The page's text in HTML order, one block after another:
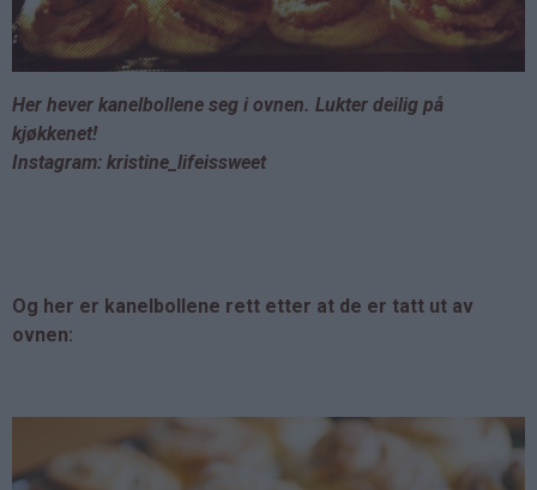
Her hever kanelbollene seg i ovnen. Lukter deilig på
kjøkkenet!
Instagram: kristine_lifeissweet
Og her er kanelbollene rett etter at de er tatt ut av
ovnen: